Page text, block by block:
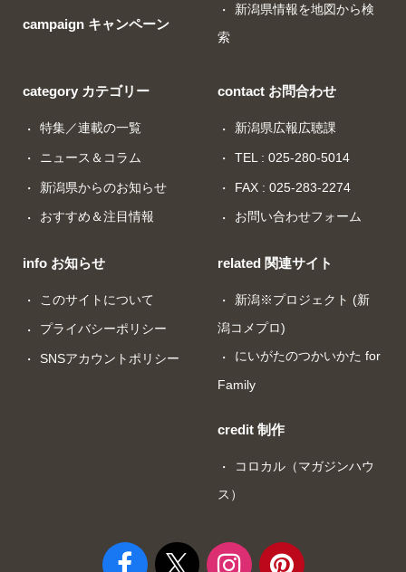
campaign キャンペーン
新潟県情報を地図から検
索
category カテゴリー
特集／連載の一覧
ニュース＆コラム
新潟県からのお知らせ
おすすめ＆注目情報
info お知らせ
このサイトについて
プライバシーポリシー
SNSアカウントポリシー
contact お問合わせ
新潟県広報広聴課
TEL : 025-280-5014
FAX : 025-283-2274
お問い合わせフォーム
related 関連サイト
新潟※プロジェクト (新
潟コメプロ)
にいがたのつかいかた for
Family
credit 制作
コロカル（マガジンハウ
ス）